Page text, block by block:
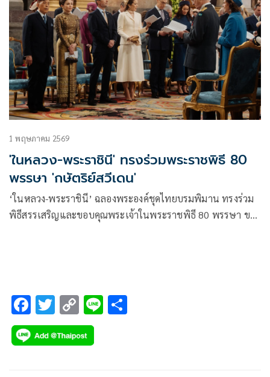
1 พฤษภาคม 2569
'ในหลวง-พระราชินี' ทรงร่วมพระราชพิธี 80
พรรษา 'กษัตริย์สวีเดน'
‘ในหลวง-พระราชินี’ ฉลองพระองค์ชุดไทยบรมพิมาน ทรงร่วม
พิธีสรรเสริญและขอบคุณพระเจ้าในพระราชพิธี 80 พรรษา ของ
F
ac
e
T
wi
tt
C
o
p
Li